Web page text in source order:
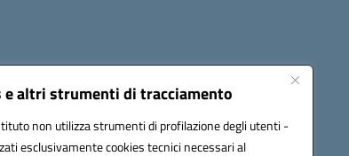
e altri strumenti di tracciamento
non utilizza strumenti di profilazione degli utenti -
esclusivamente cookies tecnici necessari al